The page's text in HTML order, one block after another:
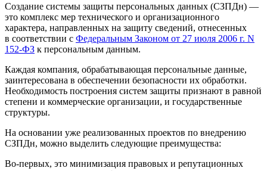
Создание системы защиты персональных данных (СЗПДн) —
это комплекс мер технического и организационного
характера, направленных на защиту сведений, отнесенных
в соответствии с Федеральным Законом от 27 июля 2006 г. N
152-ФЗ к персональным данным.
Каждая компания, обрабатывающая персональные данные,
заинтересована в обеспечении безопасности их обработки.
Необходимость построения систем защиты признают в равной
степени и коммерческие организации, и государственные
структуры.
На основании уже реализованных проектов по внедрению
СЗПДн, можно выделить следующие преимущества:
Во-первых, это минимизация правовых и репутационных